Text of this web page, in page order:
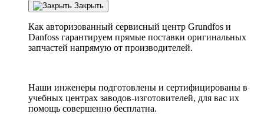
Закрыть
Как авторизованный сервисный центр Grundfos и
Danfoss гарантируем прямые поставки оригинальных
запчастей напрямую от производителей.
Наши инженеры подготовлены и сертифицированы в
учебных центрах заводов-изготовителей, для вас их
помощь совершенно бесплатна.